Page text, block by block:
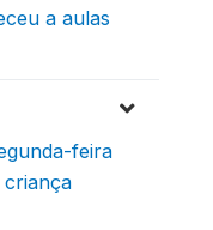
a aulas
feira
criança